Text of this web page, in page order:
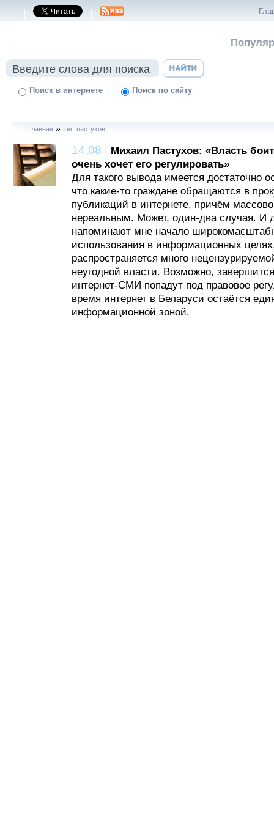
| |
Поиск в интернете | Поиск по сайту
Главная » Тег: пастухов
14.08
Михаил Пастухов: «Власть
очень хочет его регулировать»
Для такого вывода имеется достаточно
что какие-то граждане обращаются в
публикаций в интернете, причём
нереальным. Может, один-два случая. И
напоминают мне начало
использования в информационных
распространяется много
неугодной власти. Возможно,
интернет-СМИ попадут под правовое
время интернет в Беларуси остаётся
информационной зоной.